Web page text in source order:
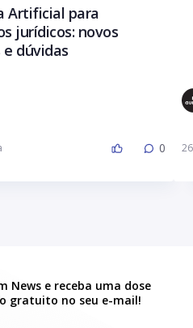
Artificial para
jurídicos: novos
e dúvidas
0
News e receba uma dose
gratuito no seu e-mail!